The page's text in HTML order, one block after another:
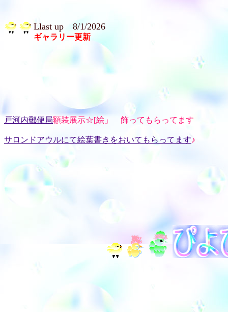
Llast up 8/1/2026
ギャラリー更新
戸河内郵便局額装展示☆[絵」 飾ってもらってます
サロンドアウルにて絵葉書きをおいてもらってます♪